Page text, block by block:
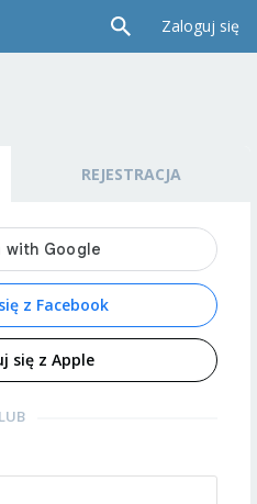
Zaloguj się
REJESTRACJA
z Facebook
się z Apple
LUB